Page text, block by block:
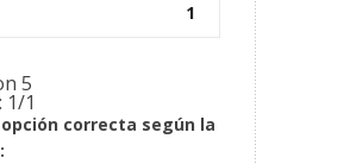
1
5
1/1
correcta según la